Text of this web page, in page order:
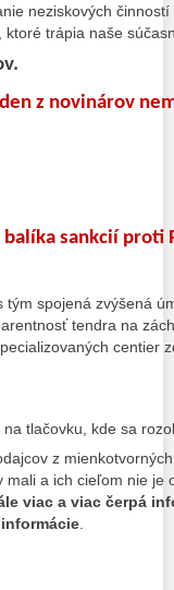
neziskových
trápia naše
z novinárov
sankcií proti
spojená zvýšená
tendra na
centier
tlačovku, kde sa
z
mali a ich cieľom nie
viac a viac čerpá